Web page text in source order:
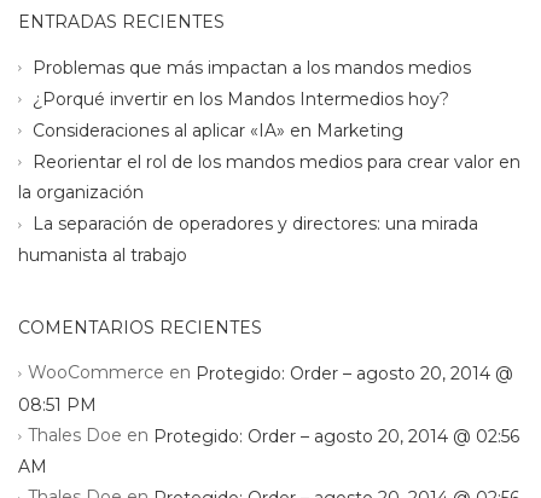
ENTRADAS RECIENTES
Problemas que más impactan a los mandos medios
¿Porqué invertir en los Mandos Intermedios hoy?
Consideraciones al aplicar «IA» en Marketing
Reorientar el rol de los mandos medios para crear valor en
la organización
La separación de operadores y directores: una mirada
humanista al trabajo
COMENTARIOS RECIENTES
WooCommerce en Protegido: Order – agosto 20, 2014 @
08:51 PM
Thales Doe en Protegido: Order – agosto 20, 2014 @ 02:56
AM